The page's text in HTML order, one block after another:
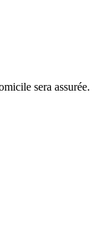
sera assurée.